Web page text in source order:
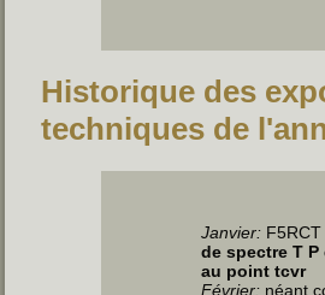
Historique des
techniques de
Janvier:
de spectre T P
au point tcvr
Février: néant